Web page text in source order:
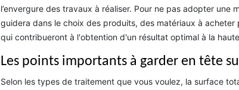
l’envergure des travaux à réaliser. Pour ne pas adopter
guidera dans le choix des produits, des matériaux à
qui contribueront à l'obtention d'un résultat optimal à la
Les points importants à garder en tête
Selon les types de traitement que vous voulez, la surface